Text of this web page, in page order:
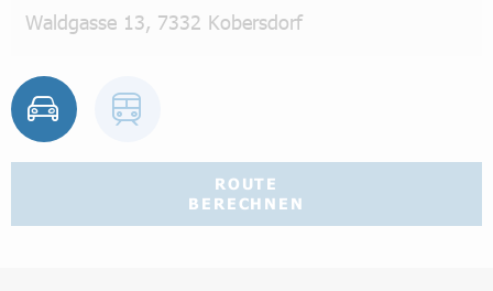
ROUTE
BERECHNEN